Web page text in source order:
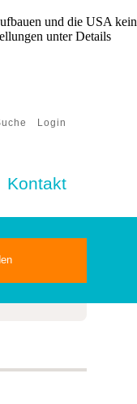
und die USA kein
unter Details
Login
Kontakt